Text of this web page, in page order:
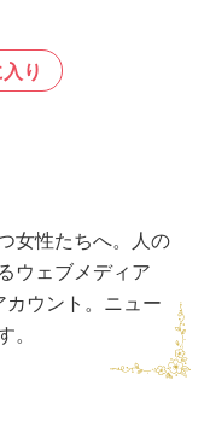
り
女性たちへ。人の
ウェブメディア
カウント。ニュー
。